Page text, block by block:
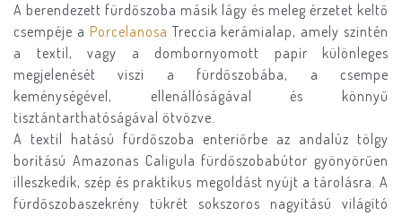
A berendezett fürdőszoba másik lágy és meleg érzetet keltő
csempéje a Porcelanosa Treccia kerámialap, amely szintén
a textil, vagy a dombornyomott papír különleges
megjelenését viszi a fürdőszobába, a csempe
keménységével, ellenállóságával és könnyű
tisztántarthatóságával ötvözve.
A textil hatású fürdőszoba enteriőrbe az andalúz tölgy
borítású Amazonas Caligula fürdőszobabútor gyönyörűen
illeszkedik, szép és praktikus megoldást nyújt a tárolásra. A
fürdőszobaszekrény tükrét sokszoros nagyítású világító